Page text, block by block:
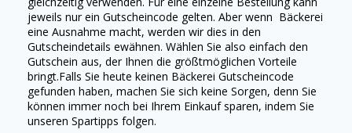
jeweils nur ein Gutscheincode gelten. Aber wenn Bäckerei
eine Ausnahme macht, werden wir dies in den
Gutscheindetails ewähnen. Wählen Sie also einfach den
Gutschein aus, der Ihnen die größtmöglichen Vorteile
bringt.Falls Sie heute keinen Bäckerei Gutscheincode
gefunden haben, machen Sie sich keine Sorgen, denn Sie
können immer noch bei Ihrem Einkauf sparen, indem Sie
unseren Spartipps folgen.